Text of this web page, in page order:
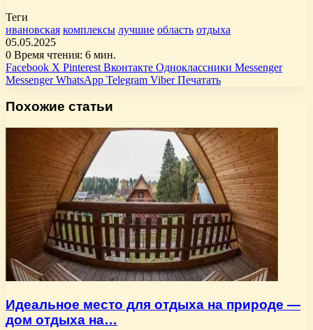
Теги
ивановская комплексы лучшие область отдыха
05.05.2025
0 Время чтения: 6 мин.
Facebook X Pinterest Вконтакте Одноклассники Messenger
Messenger WhatsApp Telegram Viber Печатать
Похожие статьи
Идеальное место для отдыха на природе —
дом отдыха на…